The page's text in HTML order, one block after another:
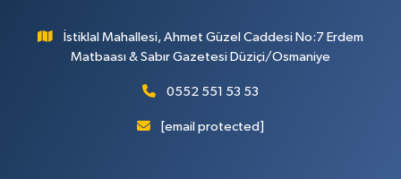
İstiklal Mahallesi, Ahmet Güzel Caddesi No:7 Erdem
Matbaası & Sabır Gazetesi Düziçi/Osmaniye
0552 551 53 53
[email protected]